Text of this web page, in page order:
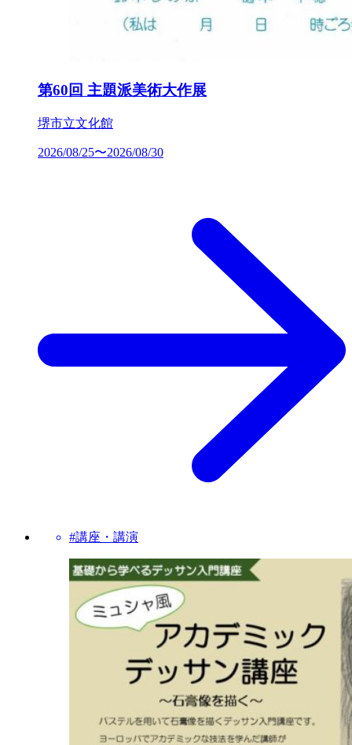
第60回 主題派美術大作展
堺市立文化館
2026/08/25〜2026/08/30
#講座・講演